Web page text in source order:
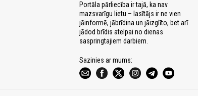
Portāla pārliecība ir tajā, ka nav
mazsvarīgu lietu – lasītājs ir ne vien
jāinformē, jābrīdina un jāizglīto, bet arī
jādod brīdis atelpai no dienas
saspringtajiem darbiem.
Sazinies ar mums: